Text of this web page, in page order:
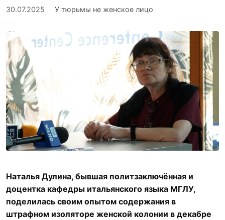
30.07.2025 У тюрьмы не женское лицо
Наталья Дулина, бывшая политзаключённая и
доцентка кафедры итальянского языка МГЛУ,
поделилась своим опытом содержания в
штрафном изоляторе женской колонии в декабре